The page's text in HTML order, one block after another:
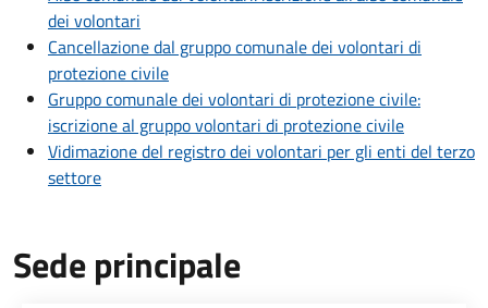
dei volontari
Cancellazione dal gruppo comunale dei volontari di
protezione civile
Gruppo comunale dei volontari di protezione civile:
iscrizione al gruppo volontari di protezione civile
Vidimazione del registro dei volontari per gli enti del terzo
settore
Sede principale